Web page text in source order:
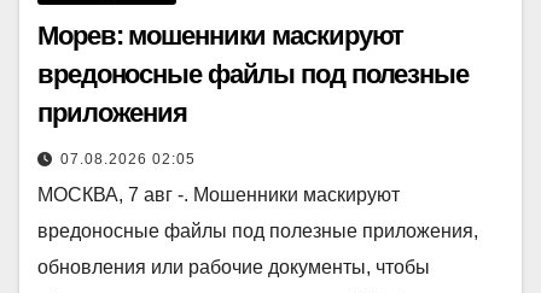
Морев: мошенники маскируют
вредоносные файлы под полезные
приложения
07.08.2026 02:05
МОСКВА, 7 авг -. Мошенники маскируют
вредоносные файлы под полезные приложения,
обновления или рабочие документы, чтобы